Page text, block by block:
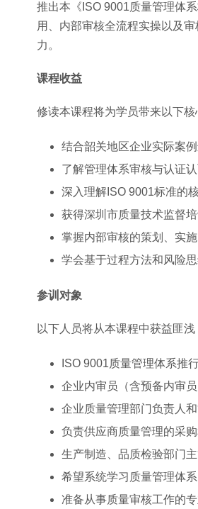
推出本《ISO 9001质量管理体
用、内部审核全流程实操以及
力。
课程收益
修读本课程将为学员带来以下核
结合韶关地区企业实际案
了解管理体系审核与认证
深入理解ISO 9001标准的
获得深圳市质量技术监督
掌握内部审核的策划、实
学会基于过程方法和风险
参训对象
以下人员将从本课程中获益匪浅
ISO 9001质量管理体系推
企业内审员（含预备内审员
企业质量管理部门负责人
负责供应商质量管理的采
生产制造、品质检验部门
希望系统学习质量管理体
准备从事质量审核工作的